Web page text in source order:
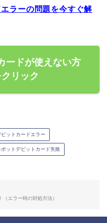
ラーの問題を今すぐ解
ードが使えない方
リック
ットカードエラー
ットデビットカード失敗
エラー時の対処方法）